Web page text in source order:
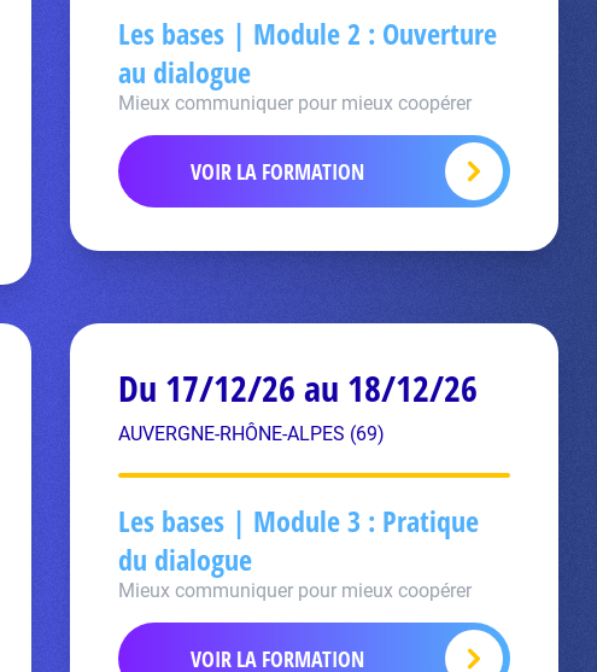
Les bases | Module 2 : Ouverture
au dialogue
Mieux communiquer pour mieux coopérer
VOIR LA FORMATION
Du 17/12/26 au 18/12/26
AUVERGNE-RHÔNE-ALPES (69)
Les bases | Module 3 : Pratique
du dialogue
Mieux communiquer pour mieux coopérer
VOIR LA FORMATION